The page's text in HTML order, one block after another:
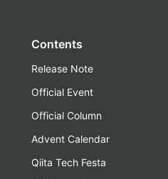
Contents
Release Note
Official Event
Official Column
Advent Calendar
Qiita Tech Festa